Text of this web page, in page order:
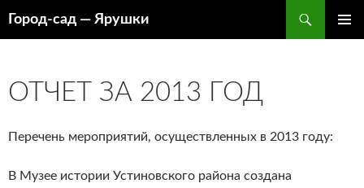
Город-cад — Ярушки
ОТЧЕТ ЗА 2013 ГОД
Перечень мероприятий, осуществленных в 2013 году:
В Музее истории Устиновского района создана